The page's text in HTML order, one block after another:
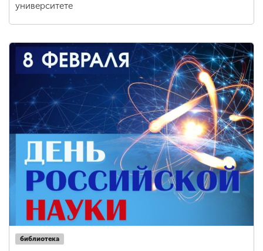
Сведения об
образовательной
организации
ENG CHI
Приемная
+7 (831) 262-26-20
университете
библиотека